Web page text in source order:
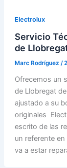
Electrolux
Servicio
de
Marc Rodríguez /
Ofrecemos un
de Llobregat
ajustado a su
originales
escrito de las
un referente
va a estar